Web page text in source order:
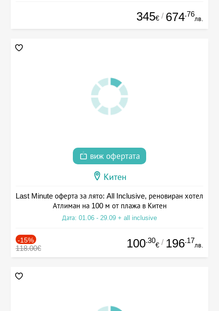
345€ / 674.76
лв.
виж офертата
Китен
Last Minute оферта за лято: All Inclusive, реновиран хотел
Атлиман на 100 м от плажа в Китен
Дата: 01.06 - 29.09 + all inclusive
-15%
118.00€ 100.30
€ / 196.17
лв.